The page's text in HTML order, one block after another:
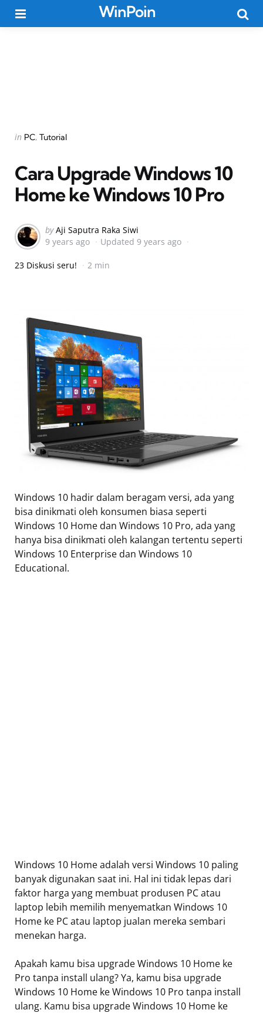
WinPoin
Categories
Posted
in PC Tutorial
Cara Upgrade Windows 10
Home ke Windows 10 Pro
Posted
by
by Aji Saputra Raka Siwi
9 years ago
Updated 9 years ago
23 Diskusi seru! 2 min
Windows 10 hadir dalam beragam versi, ada yang
bisa dinikmati oleh konsumen biasa seperti
Windows 10 Home dan Windows 10 Pro, ada yang
hanya bisa dinikmati oleh kalangan tertentu seperti
Windows 10 Enterprise dan Windows 10
Educational.
Windows 10 Home adalah versi Windows 10 paling
banyak digunakan saat ini. Hal ini tidak lepas dari
faktor harga yang membuat produsen PC atau
laptop lebih memilih menyematkan Windows 10
Home ke PC atau laptop jualan mereka sembari
menekan harga.
Apakah kamu bisa upgrade Windows 10 Home ke
Pro tanpa install ulang? Ya, kamu bisa upgrade
Windows 10 Home ke Windows 10 Pro tanpa install
ulang. Kamu bisa upgrade Windows 10 Home ke